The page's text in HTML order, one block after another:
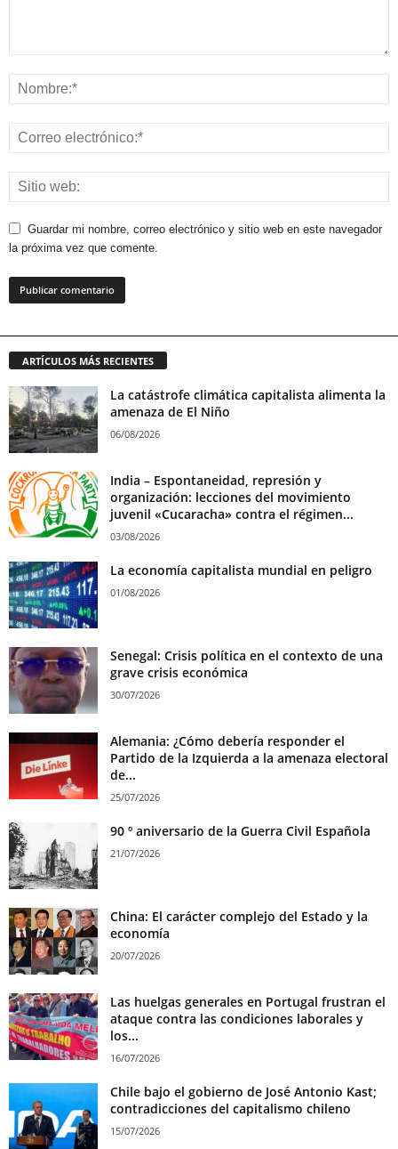
Guardar mi nombre, correo electrónico y sitio web en este navegador
la próxima vez que comente.
ARTÍCULOS MÁS RECIENTES
La catástrofe climática capitalista alimenta la
amenaza de El Niño
06/08/2026
India – Espontaneidad, represión y
organización: lecciones del movimiento
juvenil «Cucaracha» contra el régimen...
03/08/2026
La economía capitalista mundial en peligro
01/08/2026
Senegal: Crisis política en el contexto de una
grave crisis económica
30/07/2026
Alemania: ¿Cómo debería responder el
Partido de la Izquierda a la amenaza electoral
de...
25/07/2026
90 º aniversario de la Guerra Civil Española
21/07/2026
China: El carácter complejo del Estado y la
economía
20/07/2026
Las huelgas generales en Portugal frustran el
ataque contra las condiciones laborales y
los...
16/07/2026
Chile bajo el gobierno de José Antonio Kast;
contradicciones del capitalismo chileno
15/07/2026